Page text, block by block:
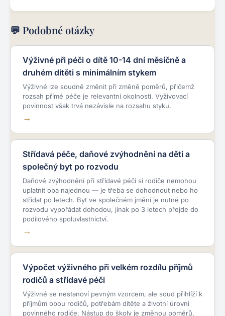
💬 Podobné otázky
Výživné při péči o dítě 10-14 dní měsíčně a
druhém dítěti s minimálním stykem
Výživné lze soudně změnit při změně poměrů, přičemž
rozsah přímé péče je relevantní okolností. Vyživovací
povinnost však trvá nezávisle na rozsahu styku.
Střídavá péče, daňové zvýhodnění na děti a
společný byt po rozvodu
Daňové zvýhodnění při střídavé péči si rodiče nemohou
uplatnit oba najednou — je třeba se dohodnout nebo ho
střídat po letech. Byt ve společném jmění je nutné po
rozvodu vypořádat dohodou, jinak po 3 letech přejde do
podílového spoluvlastnictví.
Výpočet výživného při velkém rozdílu příjmů
rodičů a střídavé péči
Výživné se nestanoví pevným vzorcem, ale soud přihlíží k
příjmům obou rodičů, potřebám dítěte a životní úrovni
povinného rodiče. Nástup do školy je změnou poměrů,